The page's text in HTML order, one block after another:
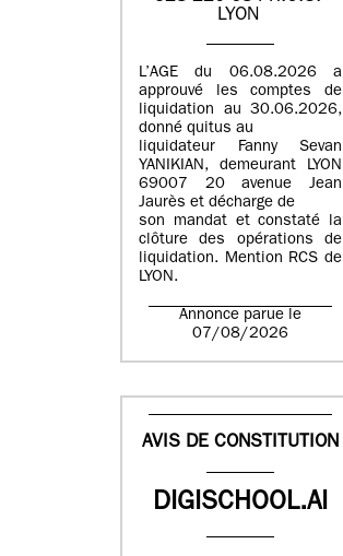
LYON​
L’AGE du 06.08.2026 a
approuvé les comptes de
liquidation au 30.06.2026,
donné quitus au
liquidateur Fanny Sevan
YANIKIAN, demeurant LYON
69007 20 avenue Jean
Jaurès et décharge de
son mandat et constaté la
clôture des opérations de
liquidation. Mention RCS de
LYON.
Annonce parue le
07/08/2026
AVIS DE CONSTITUTION
DIGISCHOOL.AI